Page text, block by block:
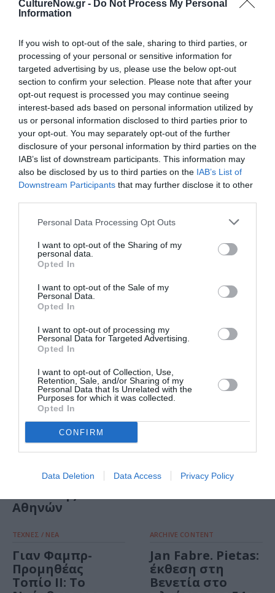
CultureNow.gr - Do Not Process My Personal
Information
If you wish to opt-out of the sale, sharing to third parties, or
processing of your personal or sensitive information for
targeted advertising by us, please use the below opt-out
section to confirm your selection. Please note that after your
opt-out request is processed you may continue seeing
interest-based ads based on personal information utilized by
us or personal information disclosed to third parties prior to
your opt-out. You may separately opt-out of the further
disclosure of your personal information by third parties on the
IAB’s list of downstream participants. This information may
also be disclosed by us to third parties on the IAB’s List of
Downstream Participants that may further disclose it to other
Personal Data Processing Opt Outs
I want to opt-out of the Sharing of my
personal data.
Opted In
I want to opt-out of the Sale of my
Personal Data.
Opted In
I want to opt-out of processing my
Personal Data for Targeted Advertising.
Opted In
I want to opt-out of Collection, Use,
Retention, Sale, and/or Sharing of my
Personal Data that Is Unrelated with the
Purposes for which it was collected.
Opted In
CONFIRM
Data Deletion Data Access Privacy Policy
ΘΕΑΤΡΟ - ΧΟΡΟΣ / ΝΕΑ
Mount Olympus –
To glorify the
cult of tragedy,
Μέγαρο
Μουσικής
Θεσσαλονίκης
Jan Fabre: Αυτό
είναι θέατρο
όπως θα
ελπίζαμε και
όπως θα
περιμέναμε να
είναι: Στο
Μέγαρο
Μουσικής
Αθηνών
ΘΕΑΤΡΟ - ΧΟΡΟΣ / ΝΕΑ
Jan Fabre: Η
δύναμη της
θεατρικής
Μέγαρο
Αθηνών
Jan Fabre. Pietas:
Parkloods στην
Αμβέρσα
ΤΕΧΝΕΣ / ΝΕΑ
Γιαν Φαμπρ-
Προμηθέας
Τοπίο ΙΙ: Το
ARCHIVE CONTENT
Jan Fabre. Pietas:
έκθεση στη
Βενετία στο